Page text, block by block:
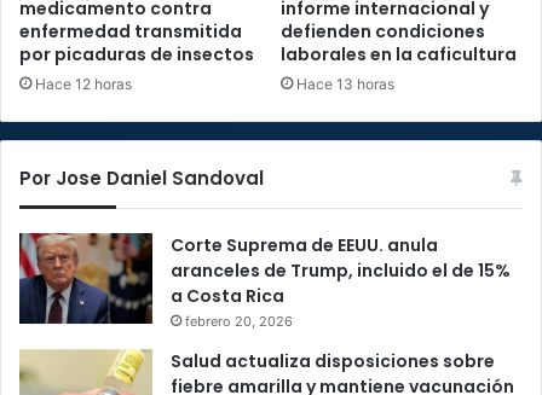
medicamento contra
enfermedad transmitida
por picaduras de insectos
Hace 12 horas
informe internacional y
defienden condiciones
laborales en la caficultura
Hace 13 horas
Por Jose Daniel Sandoval
Corte Suprema de EEUU. anula
aranceles de Trump, incluido el de 15%
a Costa Rica
febrero 20, 2026
Salud actualiza disposiciones sobre
fiebre amarilla y mantiene vacunación